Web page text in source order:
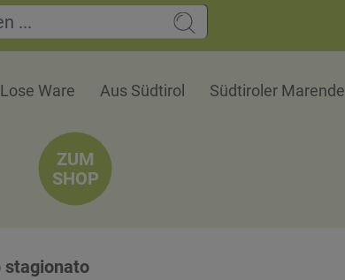
Lose Ware Aus Südtirol Südtiroler Marende
ZUM
SHOP
stagionato